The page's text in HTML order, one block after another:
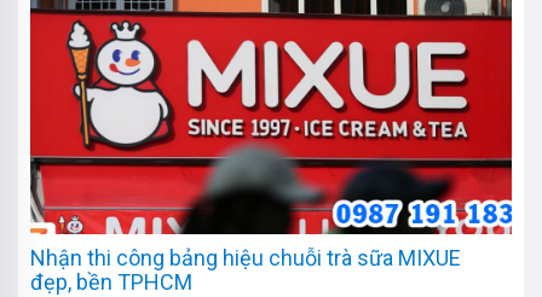
Nhận thi công bảng hiệu chuỗi trà sữa MIXUE
đẹp, bền TPHCM